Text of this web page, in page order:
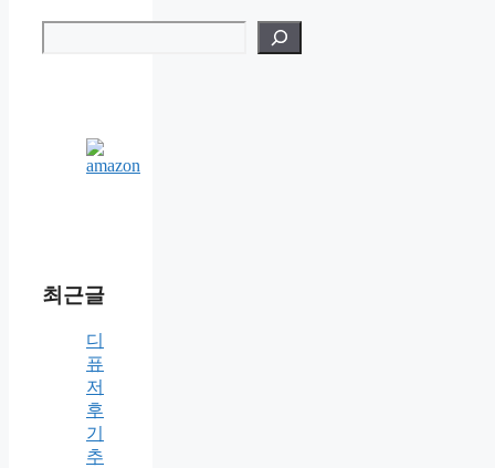
색
최근글
디
퓨
저
후
기
추